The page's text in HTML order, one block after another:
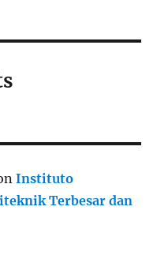
Instituto
Terbesar dan